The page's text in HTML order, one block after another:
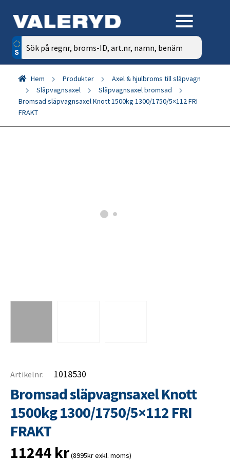
Sök
efter:
Hem Produkter
Axel & hjulbroms till släpvagn
Släpvagnsaxel
Släpvagnsaxel bromsad
Bromsad släpvagnsaxel Knott 1500kg 1300/1750/5×112 FRI
FRAKT
Artikelnr: 1018530
Bromsad släpvagnsaxel Knott
1500kg 1300/1750/5×112 FRI
FRAKT
11244 kr(8995kr exkl. moms)